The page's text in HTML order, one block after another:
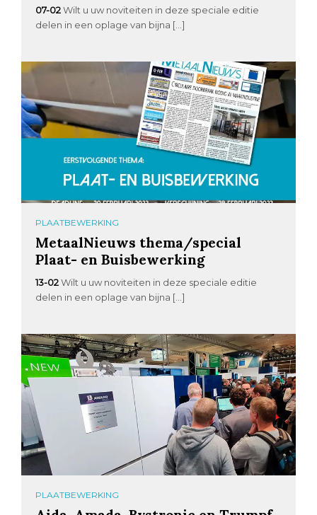
07-02 Wilt u uw noviteiten in deze speciale editie
delen in een oplage van bijna […]
PLAATBEWERKING
MetaalNieuws thema/special
Plaat- en Buisbewerking
13-02 Wilt u uw noviteiten in deze speciale editie
delen in een oplage van bijna […]
PLAATBEWERKING